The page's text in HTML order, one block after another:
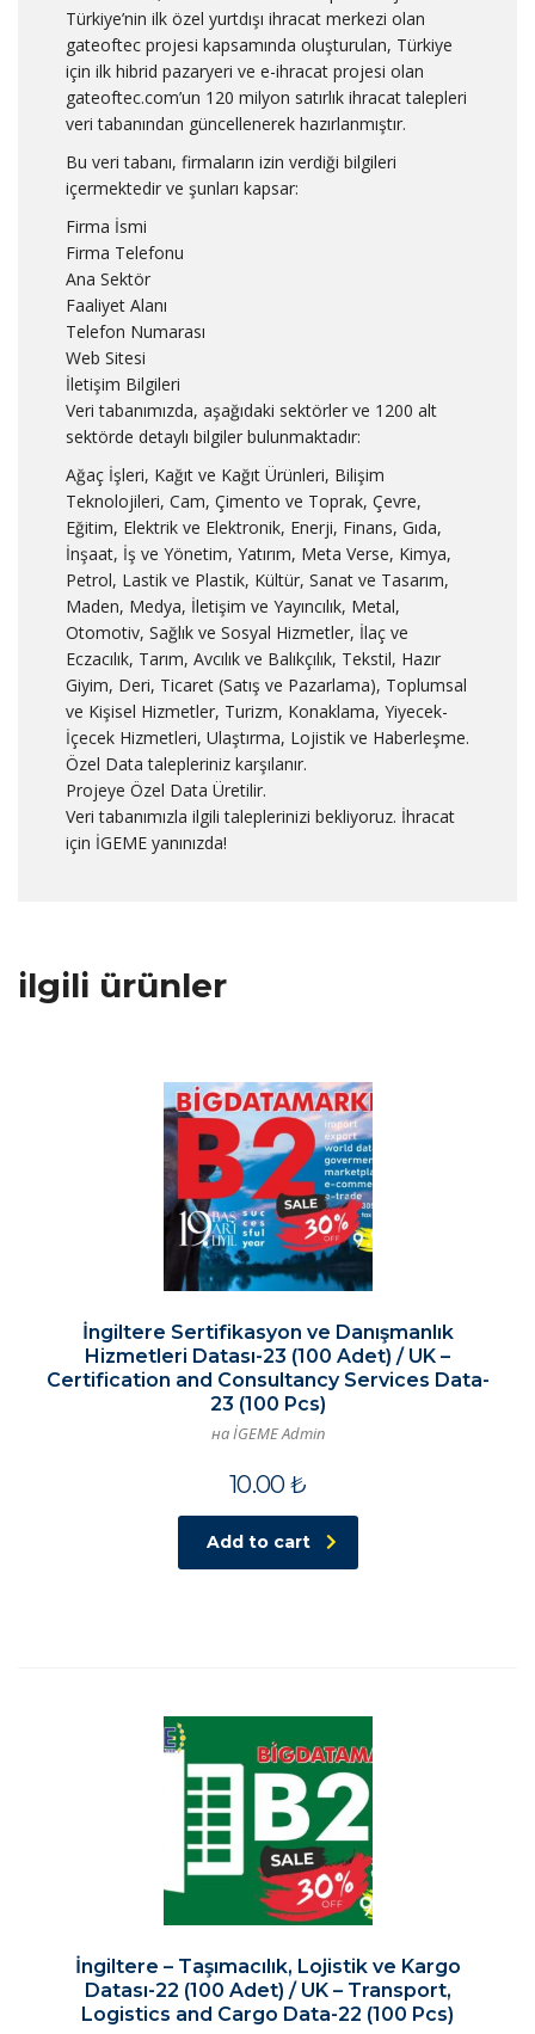
Türkiye’nin ilk özel yurtdışı ihracat merkezi olan
gateoftec projesi kapsamında oluşturulan, Türkiye
için ilk hibrid pazaryeri ve e-ihracat projesi olan
gateoftec.com’un 120 milyon satırlık ihracat talepleri
veri tabanından güncellenerek hazırlanmıştır.
Bu veri tabanı, firmaların izin verdiği bilgileri
içermektedir ve şunları kapsar:
Firma İsmi
Firma Telefonu
Ana Sektör
Faaliyet Alanı
Telefon Numarası
Web Sitesi
İletişim Bilgileri
Veri tabanımızda, aşağıdaki sektörler ve 1200 alt
sektörde detaylı bilgiler bulunmaktadır:
Ağaç İşleri, Kağıt ve Kağıt Ürünleri, Bilişim
Teknolojileri, Cam, Çimento ve Toprak, Çevre,
Eğitim, Elektrik ve Elektronik, Enerji, Finans, Gıda,
İnşaat, İş ve Yönetim, Yatırım, Meta Verse, Kimya,
Petrol, Lastik ve Plastik, Kültür, Sanat ve Tasarım,
Maden, Medya, İletişim ve Yayıncılık, Metal,
Otomotiv, Sağlık ve Sosyal Hizmetler, İlaç ve
Eczacılık, Tarım, Avcılık ve Balıkçılık, Tekstil, Hazır
Giyim, Deri, Ticaret (Satış ve Pazarlama), Toplumsal
ve Kişisel Hizmetler, Turizm, Konaklama, Yiyecek-
İçecek Hizmetleri, Ulaştırma, Lojistik ve Haberleşme.
Özel Data talepleriniz karşılanır.
Projeye Özel Data Üretilir.
Veri tabanımızla ilgili taleplerinizi bekliyoruz. İhracat
için İGEME yanınızda!
ilgili ürünler
İngiltere Sertifikasyon ve Danışmanlık
Hizmetleri Datası-23 (100 Adet) / UK –
Certification and Consultancy Services Data-
23 (100 Pcs)
на İGEME Admin
10.00₺
Add to cart
İngiltere – Taşımacılık, Lojistik ve Kargo
Datası-22 (100 Adet) / UK – Transport,
Logistics and Cargo Data-22 (100 Pcs)